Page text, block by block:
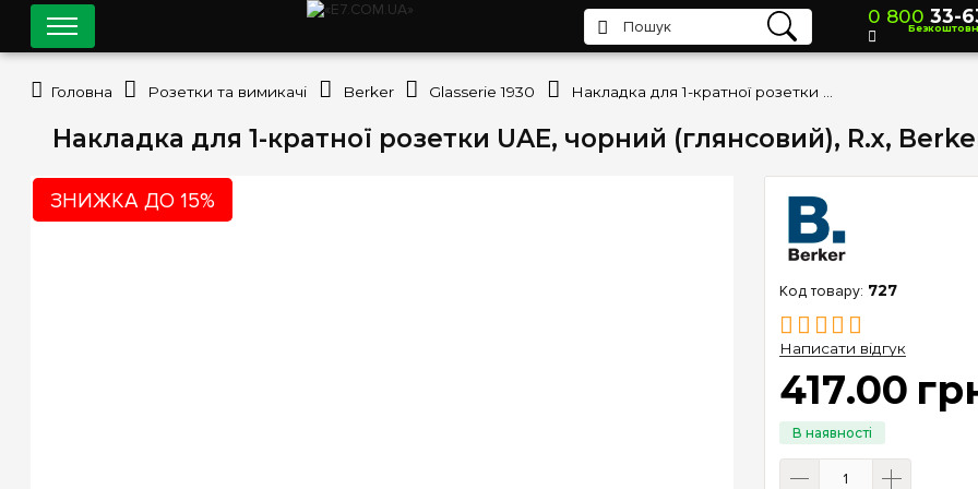
Накладка для 1-кратної розетки UAE, чорний (глянсовий), R.х,
ЗНИЖКА ДО 15%
727
Написати відгук
417.00
0 800 33-
Головна Розетки та вимикачі Berker Glasserie 1930